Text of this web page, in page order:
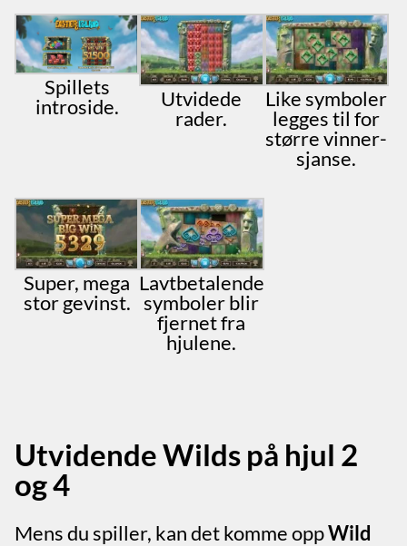
Spillets
introside.
Utvidede
rader.
Like symboler
legges til for
større vinner-
sjanse.
Super, mega
stor gevinst.
Lavtbetalende
symboler blir
fjernet fra
hjulene.
Utvidende Wilds på hjul 2
og 4
Mens du spiller, kan det komme oppWild